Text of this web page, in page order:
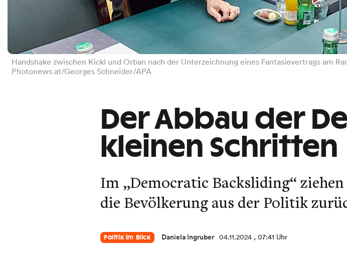
Handshake zwischen Kickl und Orban nach der Unterzeichnung eines Fantasievertrags am
Photonews.at/Georges Schneider/APA
Der Abbau der
kleinen Schritten
Im „Democratic Backsliding“
die Bevölkerung aus der Politik
Politik im Blick Daniela Ingruber 04.11.2024 , 07:41 Uhr